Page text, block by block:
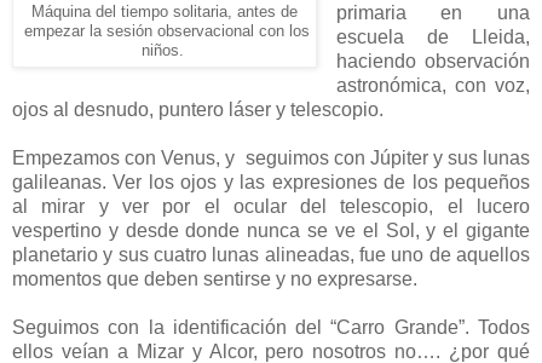
Máquina del tiempo solitaria, antes de
empezar la sesión observacional con los
niños.
primaria en una
escuela de Lleida,
haciendo observación
astronómica, con voz,
ojos al desnudo, puntero láser y telescopio.
Empezamos con Venus, y seguimos con Júpiter y sus lunas
galileanas. Ver los ojos y las expresiones de los pequeños
al mirar y ver por el ocular del telescopio, el lucero
vespertino y desde donde nunca se ve el Sol, y el gigante
planetario y sus cuatro lunas alineadas, fue uno de aquellos
momentos que deben sentirse y no expresarse.
Seguimos con la identificación del “Carro Grande”. Todos
ellos veían a Mizar y Alcor, pero nosotros no…. ¿por qué